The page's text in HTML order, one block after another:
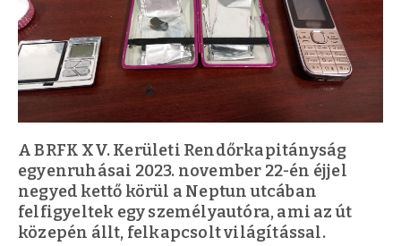
A BRFK XV. Kerületi Rendőrkapitányság
egyenruhásai 2023. november 22-én éjjel
negyed kettő körül a Neptun utcában
felfigyeltek egy személyautóra, ami az út
közepén állt, felkapcsolt világítással.